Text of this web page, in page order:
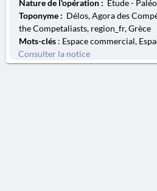
Nature de l'opération : Étude -
Toponyme : Délos, Agora des
the Competaliasts, region_fr, Grèce
Mots-clés : Espace commercial,
Consulter la notice